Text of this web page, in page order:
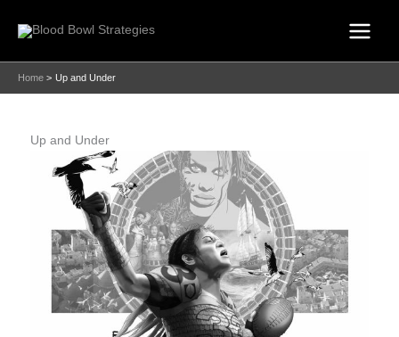
Home Up and Under
Up and Under